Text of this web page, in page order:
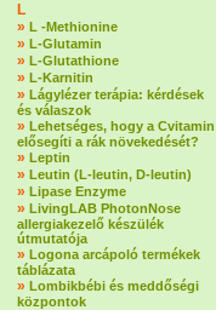
L
» L -Methionine
» L-Glutamin
» L-Glutathione
» L-Karnitin
» Lágylézer terápia: kérdések
és válaszok
» Lehetséges, hogy a Cvitamin
elősegíti a rák növekedését?
» Leptin
» Leutin (L-leutin, D-leutin)
» Lipase Enzyme
» LivingLAB PhotonNose
allergiakezelő készülék
útmutatója
» Logona arcápoló termékek
táblázata
» Lombikbébi és meddőségi
központok